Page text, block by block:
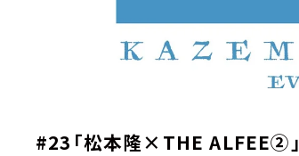
#23 「松本隆× THE ALFEE②」